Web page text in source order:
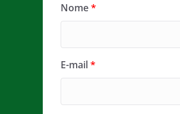
Nome*
E-mail*